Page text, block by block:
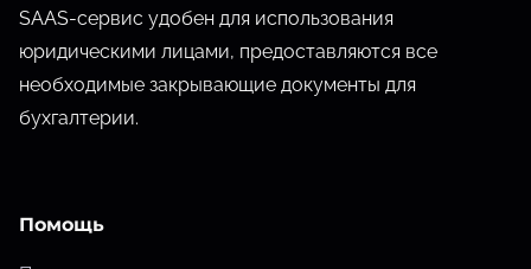
SAAS-сервис удобен для использования
юридическими лицами, предоставляются все
необходимые закрывающие документы для
бухгалтерии.
Помощь